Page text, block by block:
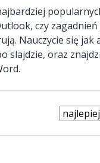
czy
Nauczycie się
slajdzie, oraz